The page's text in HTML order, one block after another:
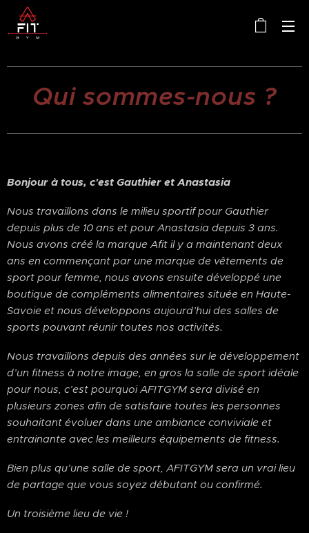
Qui sommes-nous ?
Bonjour à tous, c'est Gauthier et Anastasia
Nous travaillons dans le milieu sportif pour Gauthier
depuis plus de 10 ans et pour Anastasia depuis 3 ans.
Nous avons créé la marque Afit il y a maintenant deux
ans en commençant par une marque de vêtements de
sport pour femme, nous avons ensuite développé une
boutique de compléments alimentaires située en Haute-
Savoie et nous développons aujourd’hui des salles de
sports pouvant réunir toutes nos activités.
Nous travaillons depuis des années sur le développement
d’un fitness à notre image, en gros la salle de sport idéale
pour nous, c’est pourquoi AFITGYM sera divisé en
plusieurs zones afin de satisfaire toutes les personnes
souhaitant évoluer dans une ambiance conviviale et
entrainante avec les meilleurs équipements de fitness.
Bien plus qu’une salle de sport, AFITGYM sera un vrai lieu
de partage que vous soyez débutant ou confirmé.
Un troisième lieu de vie !